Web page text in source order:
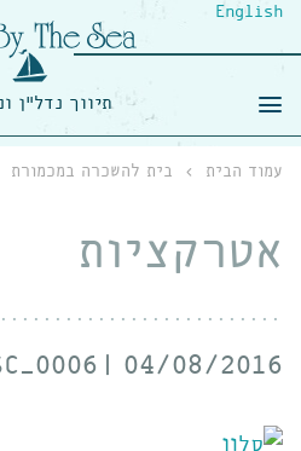
English
תיווך נדל"ן
עמוד הבית › בית להשכרה במכמורת
אטרקציות
04/08/2016